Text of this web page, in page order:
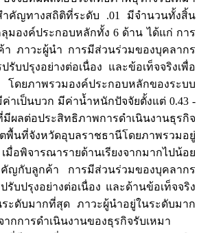
ำคัญทางสถิติที่ระดับ .01 มีจำนวนทั้งสิ้น
มองค์ประกอบหลักทั้ง 6 ด้าน ได้แก่ การ
ภาวะผู้นำ การมีส่วนร่วมของบุคลากร
รับปรุงอย่างต่อเนื่อง และข้อเท็จจริงเพื่อ
าพรวมองค์ประกอบหลักของระบบ
าเป็นบวก มีค่าน้ำหนักปัจจัยตั้งแต่ 0.43 -
มีผลต่อประสิทธิภาพการดำเนินงานธุรกิจ
ตพื้นที่จังหวัดอุบลราชธานีโดยภาพรวมอยู่
พิจารณารายด้านเรียงจากมากไปน้อย
ญกับลูกค้า การมีส่วนร่วมของบุคลากร
รับปรุงอย่างต่อเนื่อง และด้านข้อเท็จจริง
ระดับมากที่สุด ภาวะผู้นำอยู่ในระดับมาก
กการดำเนินงานของธุรกิจรับเหมา